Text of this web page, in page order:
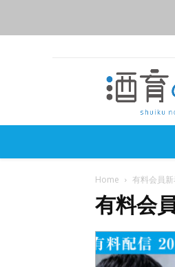
Home 有料会員
有料会